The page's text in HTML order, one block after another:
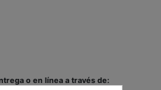
o en línea a través de: